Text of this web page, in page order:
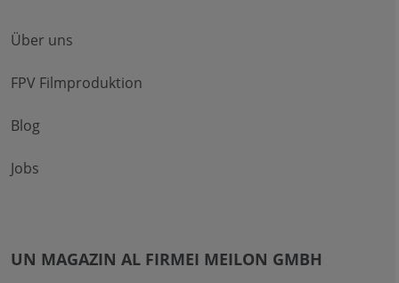
Über uns
FPV Filmproduktion
Blog
Jobs
UN MAGAZIN AL FIRMEI MEILON GMBH